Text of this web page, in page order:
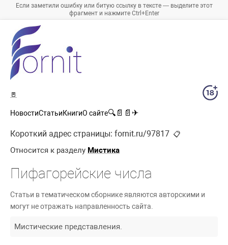
Если заметили ошибку или битую ссылку в тексте — выделите этот
фрагмент и нажмите Ctrl+Enter
🚪
НовостиСтатьиКнигиО сайте🔍 📄 📄 ✈
Короткий адрес страницы: fornit.ru/97817 📋
Относится к разделу Мистика
Пифагорейские числа
Статьи в тематическом сборнике являются авторскими и
могут не отражать направленность сайта.
Мистические представления.